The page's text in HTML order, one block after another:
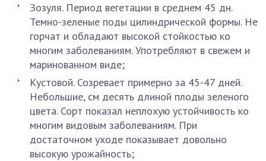
Зозуля. Период вегетации в среднем 45 дн.
Темно-зеленые поды цилиндрической формы. Не
горчат и обладают высокой стойкостью ко
многим заболеваниям. Употребляют в свежем и
маринованном виде;
Кустовой. Созревает примерно за 45-47 дней.
Небольшие, см десять длиной плоды зеленого
цвета. Сорт показал неплохую устойчивость ко
многим видовым заболеваниям. При
достаточном уходе показывает довольно
высокую урожайность;